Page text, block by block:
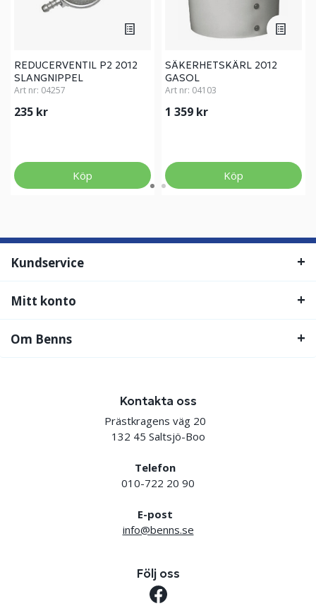
REDUCERVENTIL P2 2012
SLANGNIPPEL
Art nr: 04257
235 kr
Köp
SÄKERHETSKÄRL 2012
GASOL
Art nr: 04103
1 359 kr
Köp
Kundservice
Mitt konto
Om Benns
Kontakta oss
Prästkragens väg 20
132 45 Saltsjö-Boo
Telefon
010-722 20 90
E-post
info@benns.se
Följ oss